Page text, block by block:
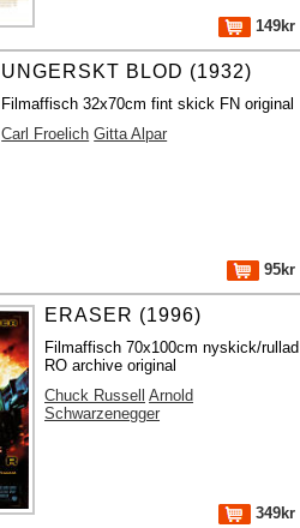
149kr
UNGERSKT BLOD (1932)
Filmaffisch 32x70cm fint skick FN original
Carl Froelich Gitta Alpar
95kr
ERASER (1996)
Filmaffisch 70x100cm nyskick/rullad
RO archive original
Chuck Russell Arnold
Schwarzenegger
349kr